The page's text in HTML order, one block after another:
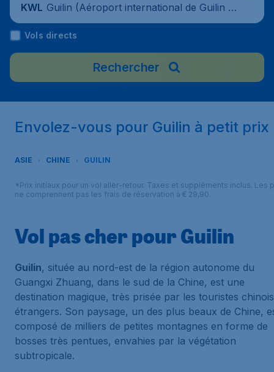
KWL Guilin (Aéroport international de Guilin Li
angjiang), Chine
Vols directs
Rechercher
Envolez-vous pour Guilin à petit prix
ASIE CHINE GUILIN
*Prix initiaux pour un vol aller-retour. Taxes et suppléments inclus. Les
ne comprennent pas les frais de réservation à € 29,90.
Vol pas cher pour Guilin
Guilin, située au nord-est de la région autonome du
Guangxi Zhuang, dans le sud de la Chine, est une
destination magique, très prisée par les touristes
étrangers. Son paysage, un des plus beaux de Chine,
composé de milliers de petites montagnes en forme de
bosses très pentues, envahies par la végétation
subtropicale.